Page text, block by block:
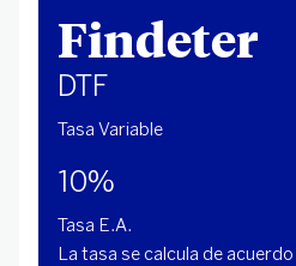
Findeter
DTF
Tasa Variable
10%
Tasa E.A.
La tasa se calcula de